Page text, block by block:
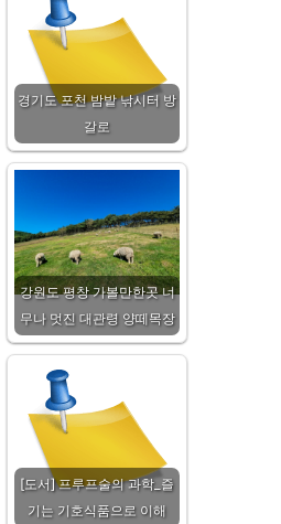
경기도 포천 밤밭 낚시터 방
갈로
강원도 평창 가볼만한곳 너
무나 멋진 대관령 양떼목장
[도서] 프루프술의 과학_즐
기는 기호식품으로 이해